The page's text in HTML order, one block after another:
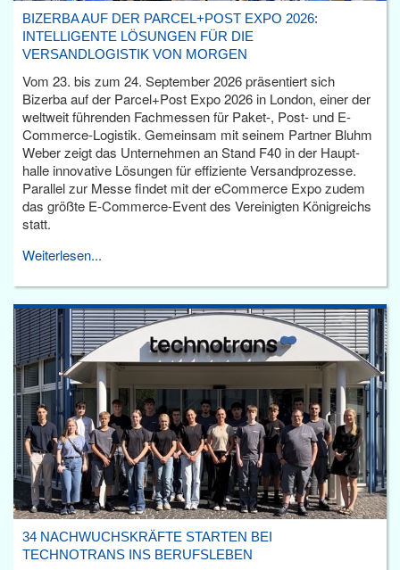
BIZERBA AUF DER PARCEL+POST EXPO 2026:
INTELLIGENTE LÖSUNGEN FÜR DIE
VERSANDLOGISTIK VON MORGEN
Vom 23. bis zum 24. September 2026 präsentiert sich
Bizerba auf der Parcel+Post Expo 2026 in London, einer der
weltweit führenden Fachmessen für Paket-, Post- und E-
Commerce-Logistik. Gemeinsam mit seinem Partner Bluhm
Weber zeigt das Unternehmen an Stand F40 in der Haupt­
halle innovative Lösungen für effiziente Versandprozesse.
Parallel zur Messe findet mit der eCommerce Expo zudem
das größte E-Commerce-Event des Vereinigten Königreichs
statt.
Weiterlesen...
34 NACHWUCHSKRÄFTE STARTEN BEI
TECHNOTRANS INS BERUFSLEBEN